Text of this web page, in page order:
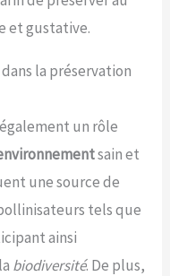
et gustative.
la préservation
un rôle
sain et
une source de
tels que
ainsi
biodiversité. De plus,